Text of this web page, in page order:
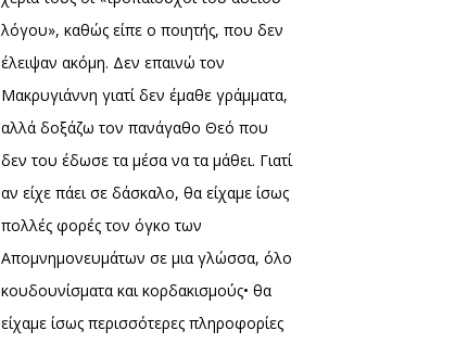
λόγου», καθώς είπε ο ποιητής, που δεν
έλειψαν ακόμη. Δεν επαινώ τον
Μακρυγιάννη γιατί δεν έμαθε γράμματα,
αλλά δοξάζω τον πανάγαθο Θεό που
δεν του έδωσε τα μέσα να τα μάθει. Γιατί
αν είχε πάει σε δάσκαλο, θα είχαμε ίσως
πολλές φορές τον όγκο των
Απομνημονευμάτων σε μια γλώσσα, όλο
κουδουνίσματα και κορδακισμούς• θα
είχαμε ίσως περισσότερες πληροφορίες